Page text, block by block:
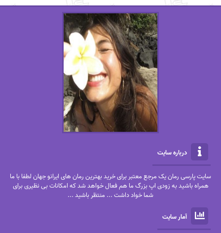
درباره سایت
سایت پارسی رمان یک مرجع معتبر برای خرید بهترین رمان های ایرانو جهان لطفا با ما
همراه باشید به زودی اپ بزرگ ما هم فعال خواهد شد که امکانات بی نظیری برای
شما خواد داشت ... منتظر باشید ...
آمار سایت